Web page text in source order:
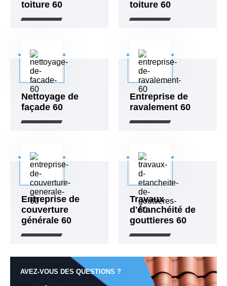
toiture 60
toiture 60
Nettoyage de
façade 60
Entreprise de
ravalement 60
Entreprise de
couverture
générale 60
Travaux
d'étanchéité de
gouttieres 60
AVEZ-VOUS DES QUESTIONS ?